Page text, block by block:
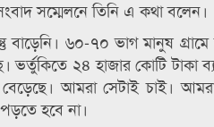
সম্মেলনে তিনি এ কথা বলেন।
বাড়েনি। ৬০-৭০ ভাগ মানুষ
২৪ হাজার কোটি টাকা
আমরা সেটাই চাই।
হবে না।